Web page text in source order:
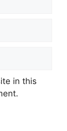
in this